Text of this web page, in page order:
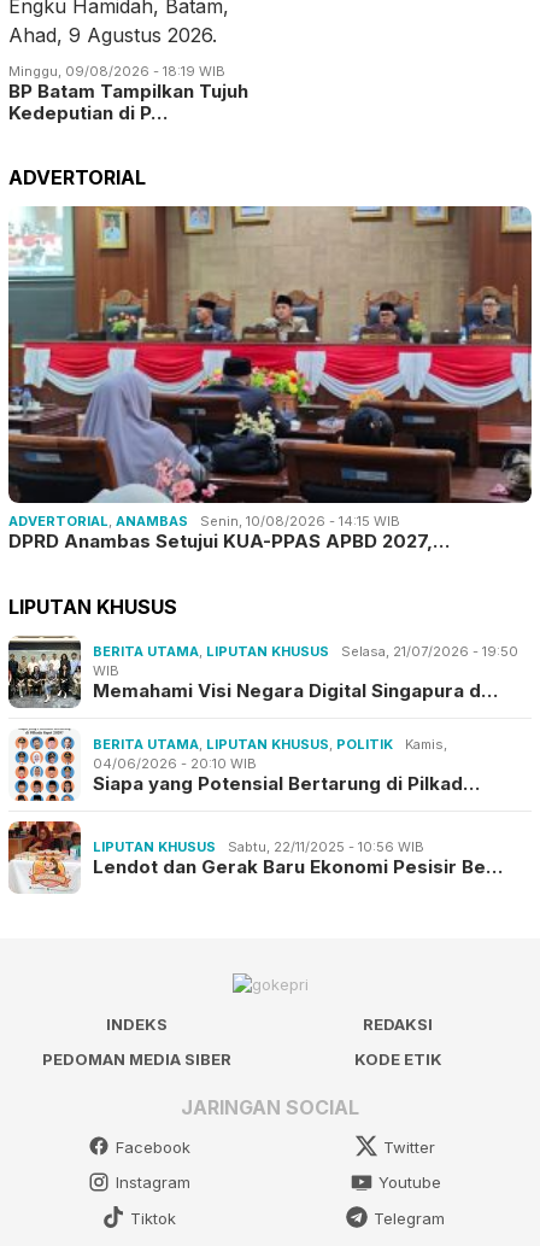
Minggu, 09/08/2026 - 18:19 WIB
BP Batam Tampilkan Tujuh
Kedeputian di P…
ADVERTORIAL
ADVERTORIAL, ANAMBAS Senin, 10/08/2026 - 14:15 WIB
DPRD Anambas Setujui KUA-PPAS APBD 2027,…
LIPUTAN KHUSUS
BERITA UTAMA, LIPUTAN KHUSUS
Selasa, 21/07/2026 - 19:50
WIB
Memahami Visi Negara Digital Singapura d…
BERITA UTAMA, LIPUTAN KHUSUS, POLITIK
Kamis,
04/06/2026 - 20:10 WIB
Siapa yang Potensial Bertarung di Pilkad…
LIPUTAN KHUSUS Sabtu, 22/11/2025 - 10:56 WIB
Lendot dan Gerak Baru Ekonomi Pesisir Be…
INDEKS
REDAKSI
PEDOMAN MEDIA SIBER
KODE ETIK
JARINGAN SOCIAL
Facebook
Twitter
Instagram
Youtube
Tiktok
Telegram